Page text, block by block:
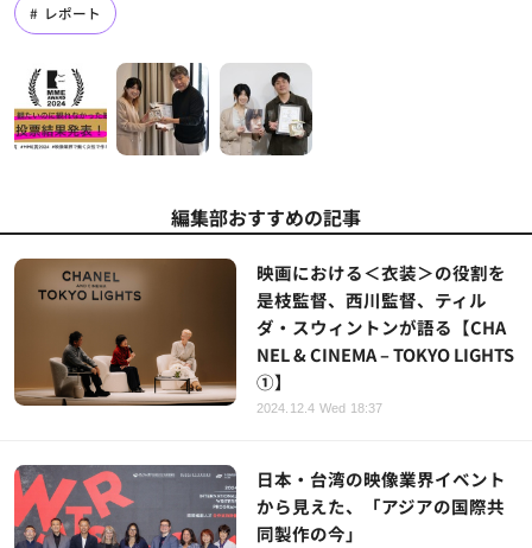
レポート
編集部おすすめの記事
映画における＜衣装＞の役割を
是枝監督、西川監督、ティル
ダ・スウィントンが語る【CHA
NEL & CINEMA – TOKYO LIGHTS
①】
2024.12.4 Wed 18:37
日本・台湾の映像業界イベント
から見えた、「アジアの国際共
同製作の今」